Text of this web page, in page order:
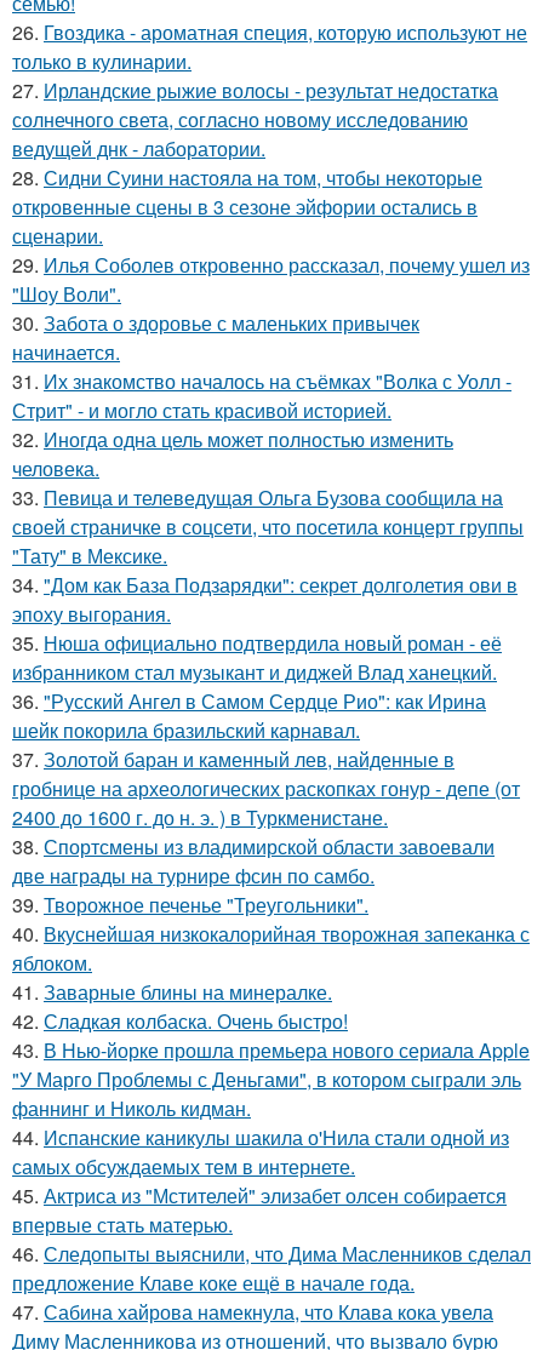
26. Гвоздика - ароматная специя, которую используют не
только в кулинарии.
27. Ирландские рыжие волосы - результат недостатка
солнечного света, согласно новому исследованию
ведущей днк - лаборатории.
28. Сидни Суини настояла на том, чтобы некоторые
откровенные сцены в 3 сезоне эйфории остались в
сценарии.
29. Илья Соболев откровенно рассказал, почему ушел из
"Шоу Воли".
30. Забота о здоровье с маленьких привычек
начинается.
31. Их знакомство началось на съёмках "Волка с Уолл -
Стрит" - и могло стать красивой историей.
32. Иногда одна цель может полностью изменить
человека.
33. Певица и телеведущая Ольга Бузова сообщила на
своей страничке в соцсети, что посетила концерт группы
"Тату" в Мексике.
34. "Дом как База Подзарядки": секрет долголетия ови в
эпоху выгорания.
35. Нюша официально подтвердила новый роман - её
избранником стал музыкант и диджей Влад ханецкий.
36. "Русский Ангел в Самом Сердце Рио": как Ирина
шейк покорила бразильский карнавал.
37. Золотой баран и каменный лев, найденные в
гробнице на археологических раскопках гонур - депе (от
2400 до 1600 г. до н. э. ) в Туркменистане.
38. Спортсмены из владимирской области завоевали
две награды на турнире фсин по самбо.
39. Творожное печенье "Треугольники".
40. Вкуснейшая низкокалорийная творожная запеканка с
яблоком.
41. Заварные блины на минералке.
42. Сладкая колбаска. Очень быстро!
43. В Нью-йорке прошла премьера нового сериала Apple
"У Марго Проблемы с Деньгами", в котором сыграли эль
фаннинг и Николь кидман.
44. Испанские каникулы шакила о'Нила стали одной из
самых обсуждаемых тем в интернете.
45. Актриса из "Мстителей" элизабет олсен собирается
впервые стать матерью.
46. Следопыты выяснили, что Дима Масленников сделал
предложение Клаве коке ещё в начале года.
47. Сабина хайрова намекнула, что Клава кока увела
Диму Масленникова из отношений, что вызвало бурю